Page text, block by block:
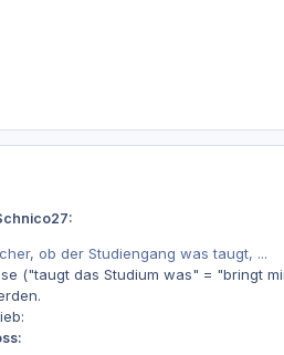
ob der Studiengang was taugt, ...
("taugt das Studium was" = "bringt